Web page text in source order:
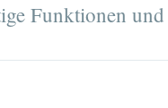
Funktionen